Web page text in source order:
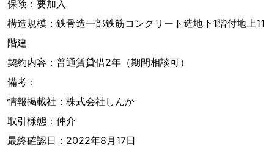
保険：要加入
構造規模：鉄骨造一部鉄筋コンクリート造地下1階付地上11
階建
契約内容：普通賃貸借2年（期間相談可）
備考：
情報掲載社：株式会社しんか
取引様態：仲介
最終確認日：2022年8月17日